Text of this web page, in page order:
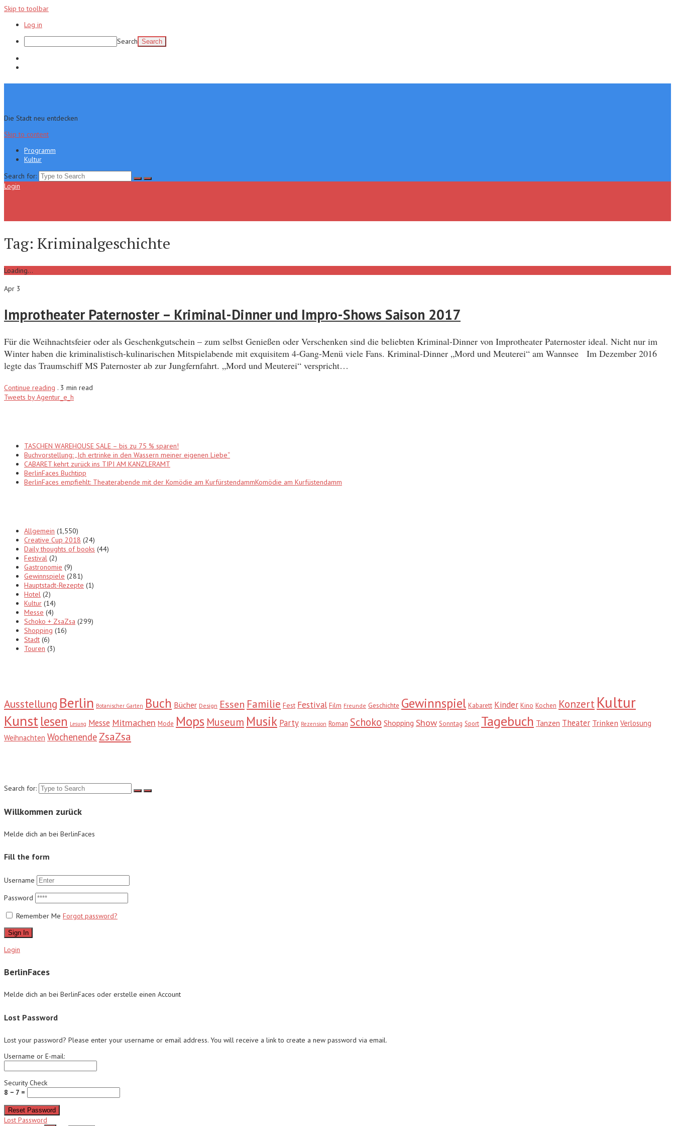
Skip to toolbar
Log in
Search
Die Stadt neu entdecken
Skip to content
Programm
Kultur
Search for:
Login
Tag: Kriminalgeschichte
Loading...
Apr 3
Improtheater Paternoster – Kriminal-Dinner und Impro-Shows Saison 2017
Für die Weihnachtsfeier oder als Geschenkgutschein – zum selbst Genießen oder Verschenken sind die beliebten Kriminal-Dinner von Improtheater Paternoster ideal. Nicht nur im
Winter haben die kriminalistisch-kulinarischen Mitspielabende mit exquisitem 4-Gang-Menü viele Fans. Kriminal-Dinner „Mord und Meuterei“ am Wannsee Im Dezember 2016
legte das Traumschiff MS Paternoster ab zur Jungfernfahrt. „Mord und Meuterei“ verspricht…
Continue reading . 3 min read
Tweets by Agentur_e_h
TASCHEN WAREHOUSE SALE – bis zu 75 % sparen!
Buchvorstellung: „Ich ertrinke in den Wassern meiner eigenen Liebe“
CABARET kehrt zurück ins TIPI AM KANZLERAMT
BerlinFaces Buchtipp
BerlinFaces empfiehlt: Theaterabende mit der Komödie am KurfürstendammKomödie am Kurfüstendamm
Allgemein (1,550)
Creative Cup 2018 (24)
Daily thoughts of books (44)
Festival (2)
Gastronomie (9)
Gewinnspiele (281)
Hauptstadt-Rezepte (1)
Hotel (2)
Kultur (14)
Messe (4)
Schoko + ZsaZsa (299)
Shopping (16)
Stadt (6)
Touren (3)
Ausstellung Berlin Botanischer Garten Buch Bücher Design Essen Familie Fest Festival Film Freunde Geschichte Gewinnspiel Kabarett Kinder Kino Kochen Konzert Kultur
Kunstlesen Lesung Messe Mitmachen Mode Mops Museum Musik Party Rezension Roman Schoko Shopping Show Sonntag Sport Tagebuch Tanzen Theater Trinken Verlosung
Weihnachten Wochenende ZsaZsa
Search for:
Willkommen zurück
Melde dich an bei BerlinFaces
Fill the form
Username
Password
Remember Me Forgot password?
Sign In
Login
BerlinFaces
Melde dich an bei BerlinFaces oder erstelle einen Account
Lost Password
Lost your password? Please enter your username or email address. You will receive a link to create a new password via email.
Username or E-mail:
Security Check
8 − 7 =
Reset Password
Lost Password